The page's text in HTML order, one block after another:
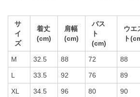
サ
イ
ズ
着丈
(cm)
肩幅
(cm)
バス
ト
(cm)
ウエ
ト
M 32.5 88 72 88
L 33.5 92 76 89
XL 34.5 96 80 90